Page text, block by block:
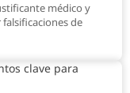
médico y
de